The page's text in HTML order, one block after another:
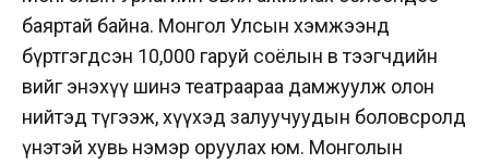
баяртай байна. Монгол Улсын хэмжээнд
бүртгэгдсэн 10,000 гаруй соёлын өв тээгчдийн
өвийг энэхүү шинэ театраараа дамжуулж олон
нийтэд түгээж, хүүхэд залуучуудын боловсролд
үнэтэй хувь нэмэр оруулах юм. Монголын